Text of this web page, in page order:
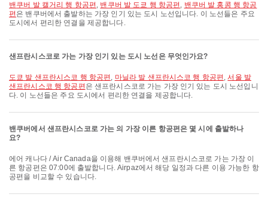
밴쿠버 발 캘거리 행 항공편 , 밴쿠버 발 도쿄 행 항공편 , 밴쿠버 발 홍콩 행 항공
편 은 밴쿠버에서 출발하는 가장 인기 있는 도시 노선입니다. 이 노선들은 주요
도시에서 편리한 연결을 제공합니다.
샌프란시스코로 가는 가장 인기 있는 도시 노선은 무엇인가요?
도쿄 발 샌프란시스코 행 항공편 , 마닐라 발 샌프란시스코 행 항공편 ,서울 발
샌프란시스코 행 항공편 은 샌프란시스코로 가는 가장 인기 있는 도시 노선입니
다. 이 노선들은 주요 도시에서 편리한 연결을 제공합니다.
밴쿠버에서 샌프란시스코로 가는 의 가장 이른 항공편은 몇 시에 출발하나
요?
에어 캐나다 / Air Canada을 이용해 밴쿠버에서 샌프란시스코로 가는 가장 이
른 항공편은 07:00에 출발합니다. Airpaz에서 해당 일정과 다른 이용 가능한 항
공편을 비교할 수 있습니다.